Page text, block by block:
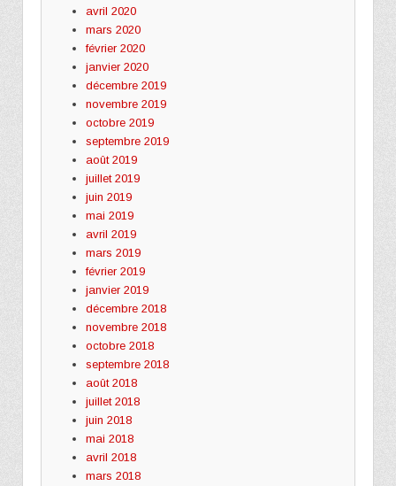
avril 2020
mars 2020
février 2020
janvier 2020
décembre 2019
novembre 2019
octobre 2019
septembre 2019
août 2019
juillet 2019
juin 2019
mai 2019
avril 2019
mars 2019
février 2019
janvier 2019
décembre 2018
novembre 2018
octobre 2018
septembre 2018
août 2018
juillet 2018
juin 2018
mai 2018
avril 2018
mars 2018